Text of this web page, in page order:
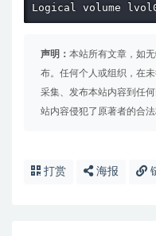
Logical volume
声明： 本站所有文章，如
布。任何个人或组织，在
采集、发布本站内容到任
站内容侵犯了原著者的合
打赏 海报